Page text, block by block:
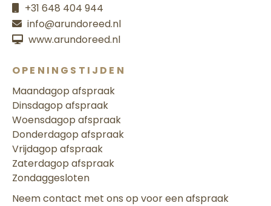
+31 648 404 944
info@arundoreed.nl
www.arundoreed.nl
OPENINGSTIJDEN
Maandagop afspraak
Dinsdagop afspraak
Woensdagop afspraak
Donderdagop afspraak
Vrijdagop afspraak
Zaterdagop afspraak
Zondaggesloten
Neem contact met ons op voor een afspraak